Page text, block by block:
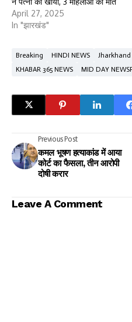
April 27, 2025
In "झारखंड"
Breaking HINDI NEWS Jharkhand
KHABAR 365 NEWS
MID DAY
Previous Post
कमल भूषण हत्याकांड में आया
कोर्ट का फैसला, तीन आरोपी
दोषी करार
Leave A Comment